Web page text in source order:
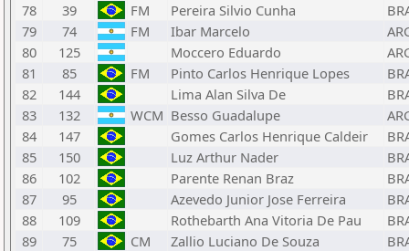
78
39 FM Pereira Silvio Cunha
79
74 FM Ibar Marcelo
80
125 Moccero Eduardo
81
85 FM Pinto Carlos Henrique Lopes
82
144 Lima Alan Silva De
83
132 WCM Besso Guadalupe
84
147 Gomes Carlos Henrique Caldeir
85
150 Luz Arthur Nader
86
102 Parente Renan Braz
87
95 Azevedo Junior Jose Ferreira
88
109 Rothebarth Ana Vitoria De Pau
89
75 CM Zallio Luciano De Souza